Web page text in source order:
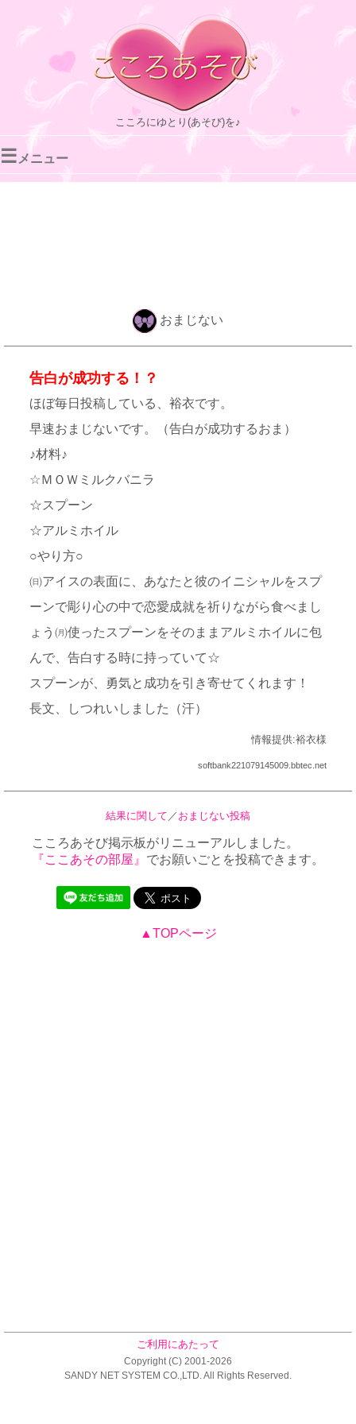
こころにゆとり(あそび)を♪
☰ メニュー
おまじない
告白が成功する！？
ほぼ毎日投稿している、裕衣です。
早速おまじないです。（告白が成功するおま）
♪材料♪
☆ＭＯＷミルクバニラ
☆スプーン
☆アルミホイル
○やり方○
㈰アイスの表面に、あなたと彼のイニシャルをスプ
ーンで彫り心の中で恋愛成就を祈りながら食べまし
ょう㈪使ったスプーンをそのままアルミホイルに包
んで、告白する時に持っていて☆
スプーンが、勇気と成功を引き寄せてくれます！
長文、しつれいしました（汗）
情報提供:裕衣様
softbank221079145009.bbtec.net
結果に関して ／ おまじない投稿
こころあそび掲示板がリニューアルしました。
『ここあその部屋』 でお願いごとを投稿できます。
▲TOPページ
ご利用にあたって
Copyright (C) 2001-2026
SANDY NET SYSTEM CO.,LTD. All Rights Reserved.